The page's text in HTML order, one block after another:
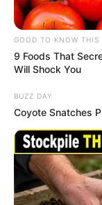
GOOD TO KNOW THIS
9 Foods That
Will Shock You
BUZZ DAY
Coyote Snatches